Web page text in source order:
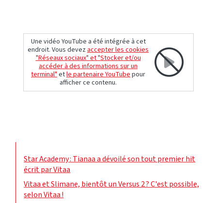
Une vidéo YouTube a été intégrée à cet
endroit. Vous devezaccepter les cookies
"Réseaux sociaux" et "Stocker et/ou
accéder à des informations sur un
terminal"etle partenaire YouTubepour
afficher ce contenu.
Star Academy : Tianaa a dévoilé son tout premier hit
écrit par Vitaa
Vitaa et Slimane, bientôt un Versus 2 ? C'est possible,
selon Vitaa !